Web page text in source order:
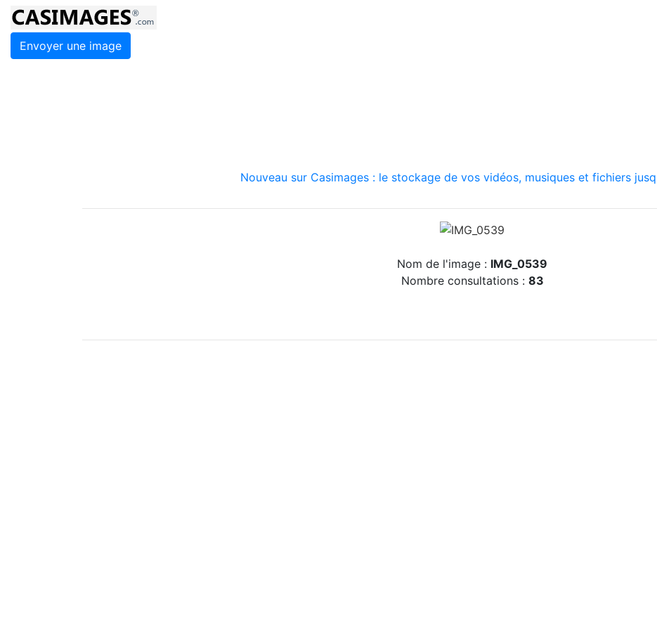
Envoyer une image
Nouveau sur Casimages : le stockage de vos vidéos, musiques et fichiers
Nom de l'image : IMG_0539
Nombre consultations : 83